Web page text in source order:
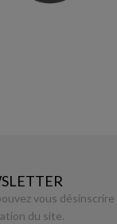
vous
du site.